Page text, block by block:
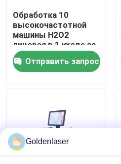
Путешествие фабрики
Проверка качества
Новости
Спросите цитату
Обработка 10
высокочастотной
машины H2O2
лицевая в 1 уходе за
лицом салона
красоты обработки
кожи
Отправить запрос
Goldenlaser